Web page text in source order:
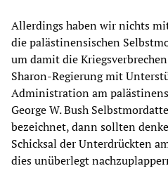
Allerdings haben wir nichts
die palästinensischen
um damit die
Sharon-Regierung mit
Administration am
George W. Bush
bezeichnet, dann sollten
Schicksal der Unterdrückten
dies unüberlegt